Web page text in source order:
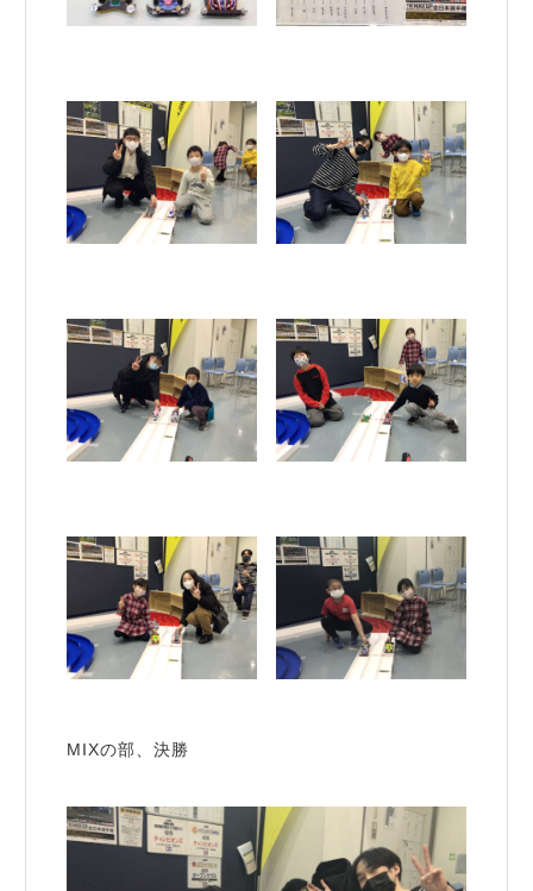
MIXの部、決勝